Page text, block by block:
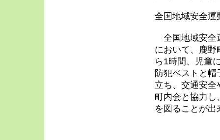
全国地域安全運
全国地域安全
において、鹿野
ら1時間、児童
防犯ベストと
立ち、交通安全
町内会と協力し
を図ることが出